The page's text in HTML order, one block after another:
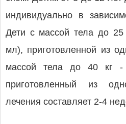
индивидуально в
Дети с массой тела до 25
мл), приготовленной из
массой тела до 40 кг
приготовленный из
лечения составляет 2-4